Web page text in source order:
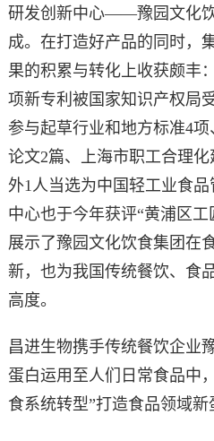
研发创新中心——豫园文化
成。在打造好产品的同时，
果的积累与转化上收获颇丰
项新专利被国家知识产权局
参与起草行业和地方标准4
论文2篇、上海市职工合理
外1人当选为中国轻工业食
中心也于今年获评“黄浦区
展示了豫园文化饮食集团在
新，也为我国传统餐饮、食
高度。
昌进生物携手传统餐饮企业
蛋白运用至人们日常食品中
食系统转型”打造食品领域新